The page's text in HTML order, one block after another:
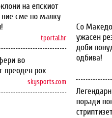
на епскиот
ние сме по малку
tportal.hr
во
преоден рок
skysports.com
Со
ужасен
доби
одбива!
поради